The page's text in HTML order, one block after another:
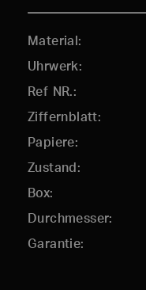
Material
Uhrwerk
Ref NR.
Ziffernblatt
Papiere
Zustand
Box
Durchmesser
Garantie